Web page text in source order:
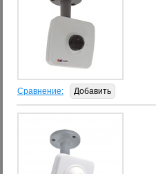
Сравнение: Добавить